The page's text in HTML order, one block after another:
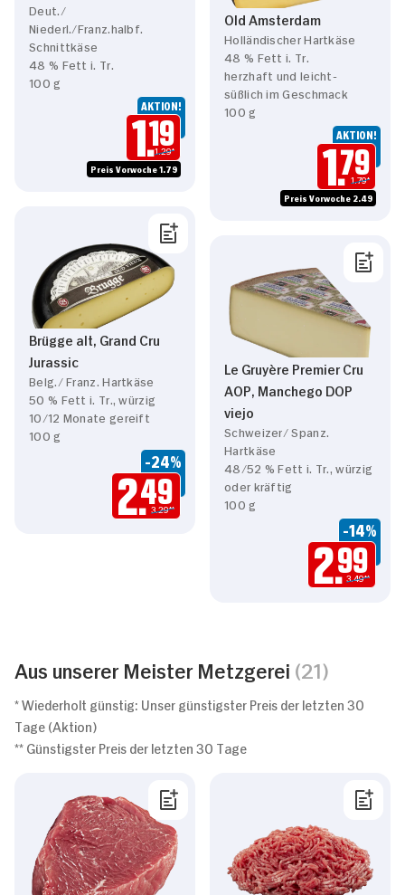
Deut./
Niederl./Franz.halbf.
Schnittkäse
48 % Fett i. Tr.
100 g
AKTION!
1.19
1.29*
Preis Vorwoche 1.79
Old Amsterdam
Holländischer Hartkäse
48 % Fett i. Tr.
herzhaft und leicht-
süßlich im Geschmack
100 g
AKTION!
1.79
1.79*
Preis Vorwoche 2.49
Brügge alt, Grand Cru
Jurassic
Belg./ Franz. Hartkäse
50 % Fett i. Tr., würzig
10/12 Monate gereift
100 g
-24%
2.49
3.29**
Le Gruyère Premier Cru
AOP, Manchego DOP
viejo
Schweizer/ Spanz.
Hartkäse
48/52 % Fett i. Tr., würzig
oder kräftig
100 g
-14%
2.99
3.49**
Aus unserer Meister Metzgerei (21)
* Wiederholt günstig: Unser günstigster Preis der letzten 30
Tage (Aktion)
** Günstigster Preis der letzten 30 Tage